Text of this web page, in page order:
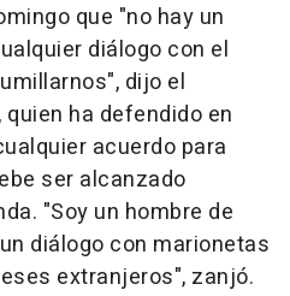
que "no hay un
diálogo con el
dijo el
ha defendido en
acuerdo para
ser alcanzado
"Soy un hombre de
diálogo con marionetas
extranjeros", zanjó.